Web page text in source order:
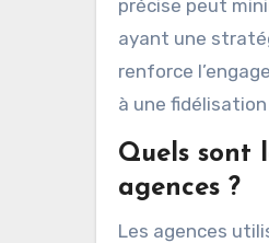
précise peut
ayant une
renforce
à une
Quels sont
agences ?
Les agences